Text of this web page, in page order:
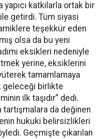
yapıcı katkılarla ortak bir
getirdi. Tüm siyasi
teşekkür eden
olsa da bu yeni
eksikleri nedeniyle
yerine, eksiklerini
tamamlamaya
geleceği birlikte
ilk taşıdır” dedi.
tartışmalara da değinen
hukuki belirsizlikleri
Geçmişte çıkarılan